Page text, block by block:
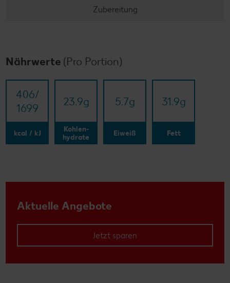
Zubereitung
Nährwerte (Pro Portion)
406/​
1699
kcal / kJ
23.9g
Kohlen-
hydrate
5.7g
Eiweiß
31.9g
Fett
Aktuelle Angebote
Jetzt sparen